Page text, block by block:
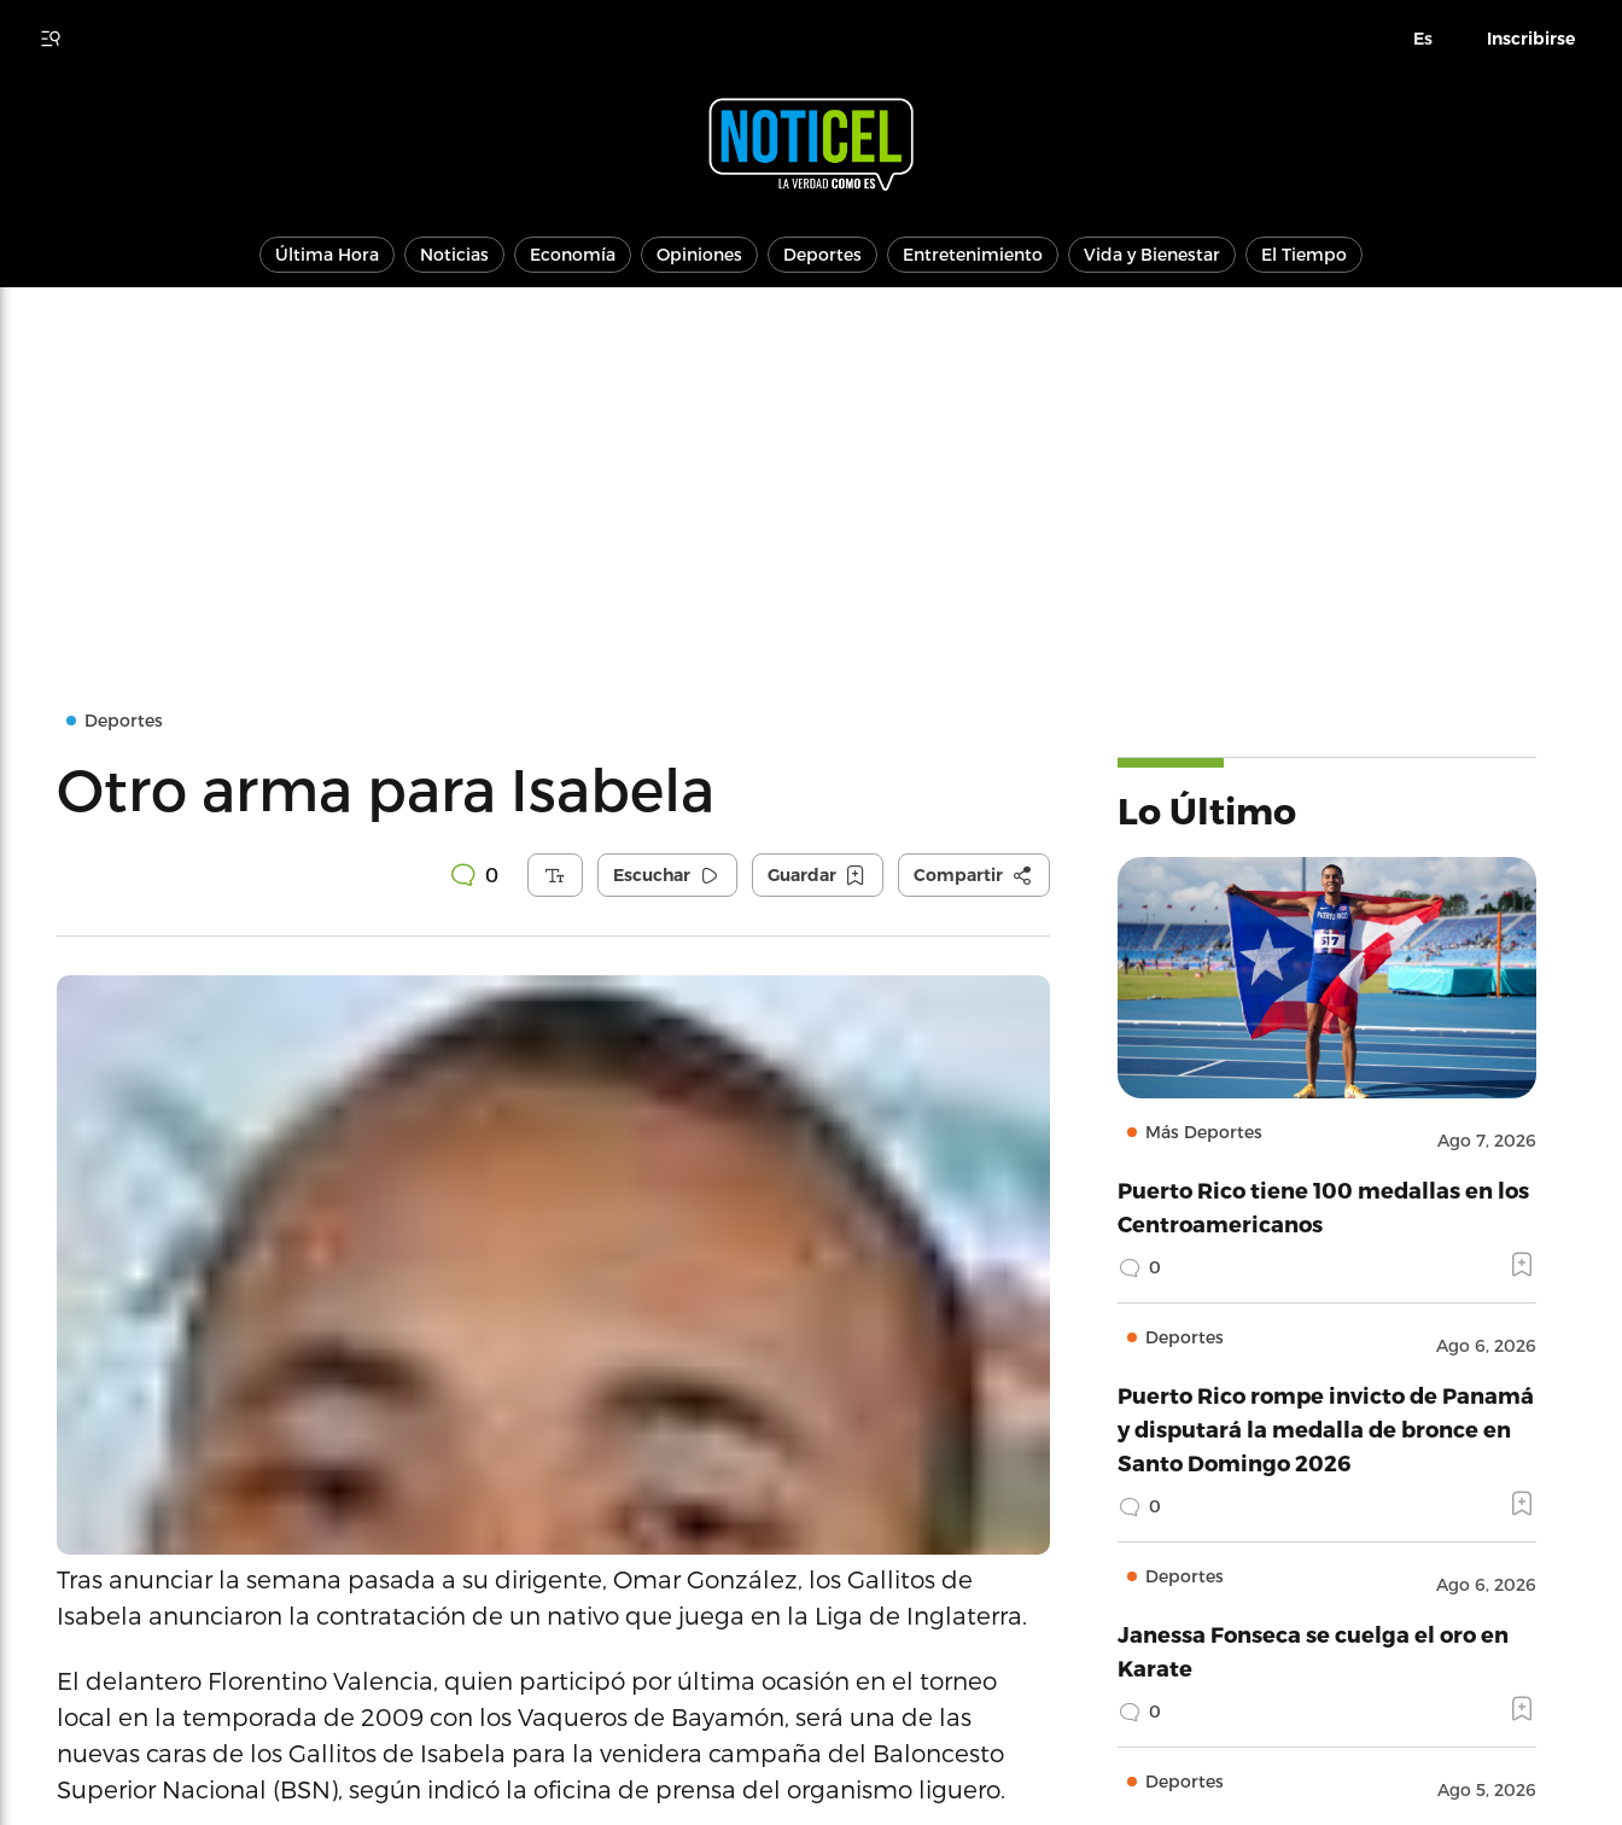
Es Inscribirse
Última Hora Noticias Economía Opiniones Deportes Entretenimiento Vida y Bienestar El Tiempo
Deportes
Otro arma para Isabela
0 Escuchar Guardar Compartir
Tras anunciar la semana pasada a su dirigente, Omar González, los Gallitos de
Isabela anunciaron la contratación de un nativo que juega en la Liga de Inglaterra.
El delantero Florentino Valencia, quien participó por última ocasión en el torneo
local en la temporada de 2009 con los Vaqueros de Bayamón, será una de las
nuevas caras de los Gallitos de Isabela para la venidera campaña del Baloncesto
Superior Nacional (BSN), según indicó la oficina de prensa del organismo liguero.
Lo Último
Más Deportes Ago 7, 2026
Puerto Rico tiene 100 medallas en los
Centroamericanos
0
Deportes Ago 6, 2026
Puerto Rico rompe invicto de Panamá
y disputará la medalla de bronce en
Santo Domingo 2026
0
Deportes Ago 6, 2026
Janessa Fonseca se cuelga el oro en
Karate
0
Deportes Ago 5, 2026